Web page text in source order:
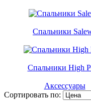
Спальники
Спальники High
Аксессуары
Сортировать по: